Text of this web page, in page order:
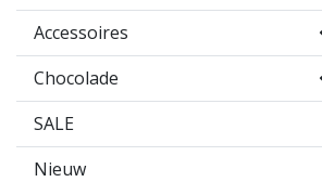
Accessoires
Chocolade
SALE
Nieuw